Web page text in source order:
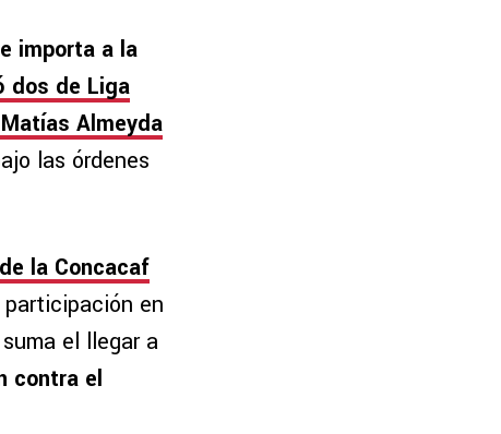
importa a la
dos de Liga
Almeyda
las órdenes
la Concacaf
en
el llegar a
contra el